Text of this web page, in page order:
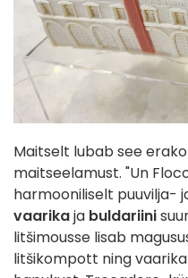
Maitselt lubab see
maitseelamust. "Un
harmooniliselt puuvilja-
vaarikaja buldariini
litšimousse lisab
litšikompott ning